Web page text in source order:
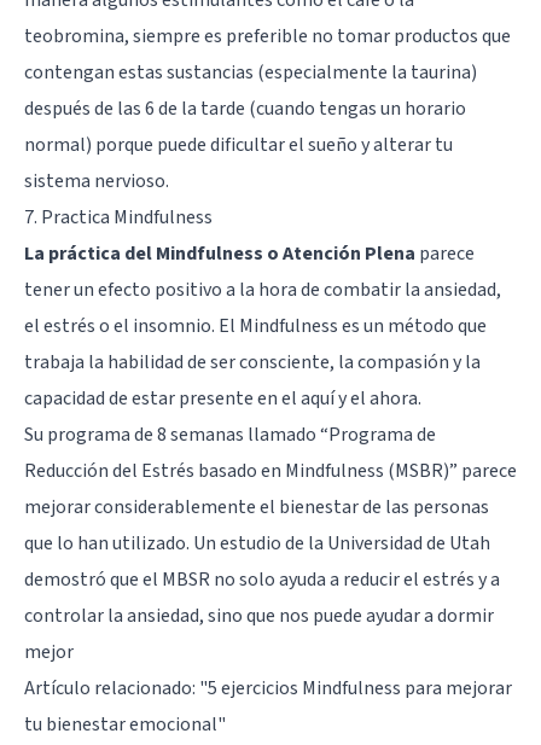
teobromina, siempre es preferible no tomar productos que
contengan estas sustancias (especialmente la taurina)
después de las 6 de la tarde (cuando tengas un horario
normal) porque puede dificultar el sueño y alterar tu
sistema nervioso.
7. Practica Mindfulness
La práctica del Mindfulness o Atención Plena parece
tener un efecto positivo a la hora de combatir la ansiedad,
el estrés o el insomnio. El Mindfulness es un método que
trabaja la habilidad de ser consciente, la compasión y la
capacidad de estar presente en el aquí y el ahora.
Su programa de 8 semanas llamado “Programa de
Reducción del Estrés basado en Mindfulness (MSBR)” parece
mejorar considerablemente el bienestar de las personas
que lo han utilizado. Un estudio de la Universidad de Utah
demostró que el MBSR no solo ayuda a reducir el estrés y a
controlar la ansiedad, sino que nos puede ayudar a dormir
mejor
Artículo relacionado: "5 ejercicios Mindfulness para mejorar
tu bienestar emocional"